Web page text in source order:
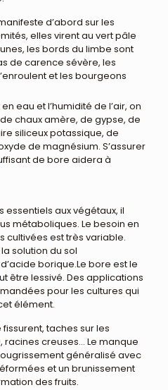
d’abord sur les
elles virent au vert pâle
les bords du limbe sont
de carence sévère, les
et les bourgeons
eau et l’humidité de l’air, on
chaux amère, de gypse, de
siliceux potassique, de
de magnésium. S’assurer
de bore aidera à
essentiels aux végétaux, il
métaboliques. Le besoin en
cultivées est très variable.
solution du sol
borique.Le bore est le
être lessivé. Des applications
pour les cultures qui
élément.
taches sur les
creuses… Le manque
généralisé avec
et un brunissement
des fruits.